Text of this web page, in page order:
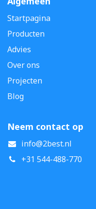
Startpagina
Producten
Advies
Over ons
Projecten
Blog
Neem contact op
info@2best.nl
+31 544-488-770